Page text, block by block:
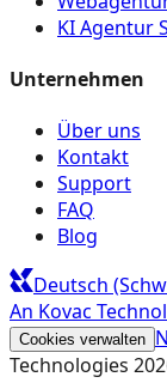
KI Agentur
Unternehmen
Über uns
Kontakt
Support
FAQ
Blog
Deutsch
An Kovac
Cookies verwalten
Technologies